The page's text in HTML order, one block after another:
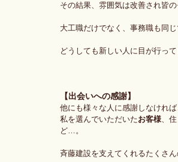
その結果、雰囲気は改善され皆
大工職だけでなく、事務職も同
どうしても新しい人に目が行っ
【出会いへの感謝】
他にも様々な人に感謝しなければ
私を選んでいただいたお客様、
ど…。
斉藤建設を支えてくれるたくさ